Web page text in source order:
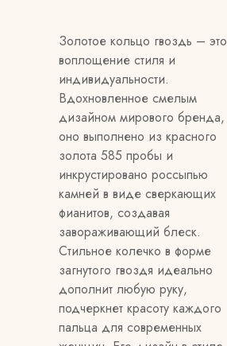
Золотое кольцо гвоздь – это
воплощение стиля и
индивидуальности.
Вдохновленное смелым
дизайном мирового бренда,
оно выполнено из красного
золота 585 пробы и
инкрустировано россыпью
камней в виде сверкающих
фианитов, создавая
завораживающий блеск.
Стильное колечко в форме
загнутого гвоздя идеально
дополнит любую руку,
подчеркнет красоту каждого
пальца для современных